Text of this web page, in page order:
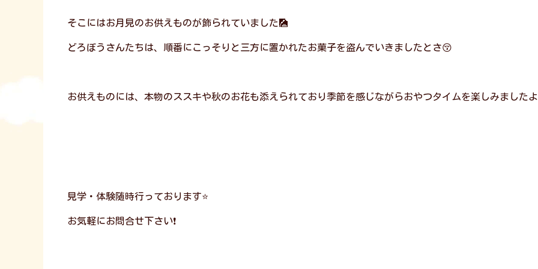
そこにはお月見のお供えものが飾られていました🎑
どろぼうさんたちは、順番にこっそりと三方に置かれたお菓子を盗んでいきましたとさ😚
お供えものには、本物のススキや秋のお花も添えられており季節を感じながらおやつタイムを楽しみました
見学・体験随時行っております⭐
お気軽にお問合せ下さい❗